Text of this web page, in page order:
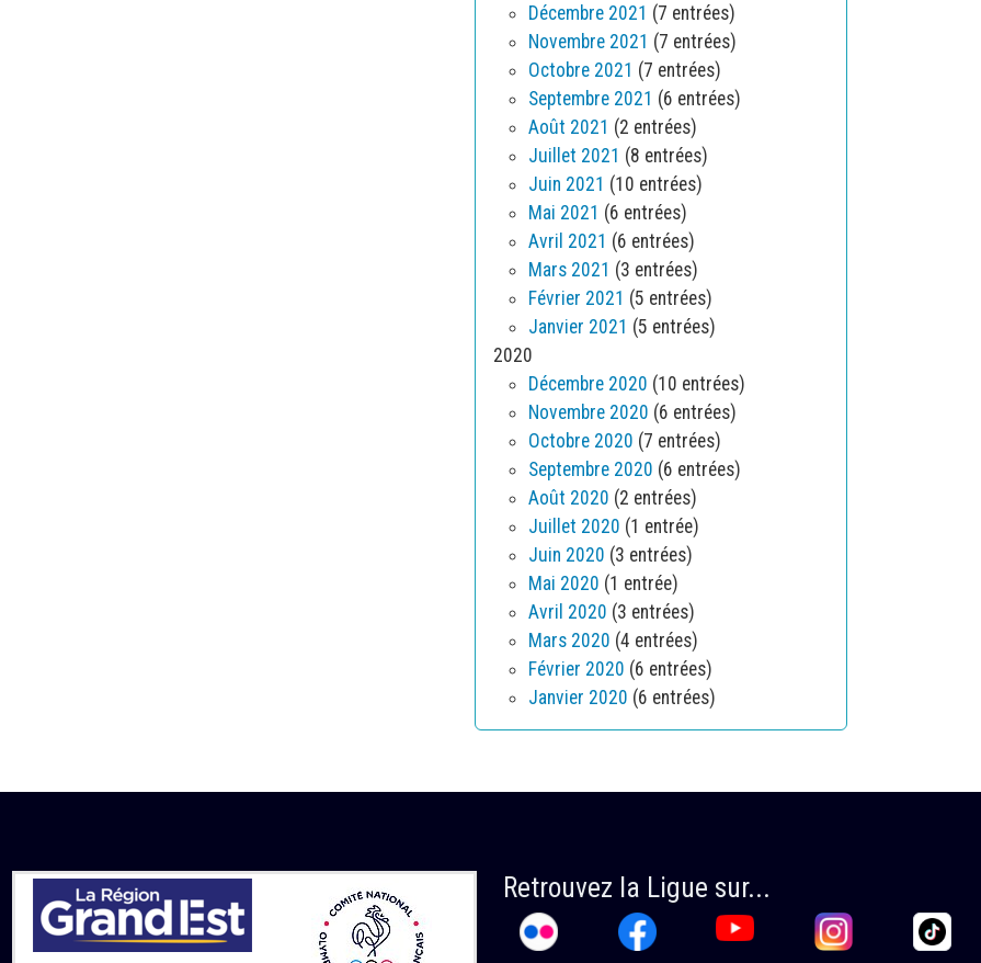
Décembre 2021 (7 entrées)
Novembre 2021 (7 entrées)
Octobre 2021 (7 entrées)
Septembre 2021 (6 entrées)
Août 2021 (2 entrées)
Juillet 2021 (8 entrées)
Juin 2021 (10 entrées)
Mai 2021 (6 entrées)
Avril 2021 (6 entrées)
Mars 2021 (3 entrées)
Février 2021 (5 entrées)
Janvier 2021 (5 entrées)
2020
Décembre 2020 (10 entrées)
Novembre 2020 (6 entrées)
Octobre 2020 (7 entrées)
Septembre 2020 (6 entrées)
Août 2020 (2 entrées)
Juillet 2020 (1 entrée)
Juin 2020 (3 entrées)
Mai 2020 (1 entrée)
Avril 2020 (3 entrées)
Mars 2020 (4 entrées)
Février 2020 (6 entrées)
Janvier 2020 (6 entrées)
Retrouvez la Ligue sur...